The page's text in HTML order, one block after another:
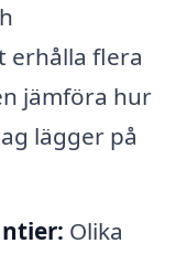
erhålla flera
jämföra hur
lägger på
Olika